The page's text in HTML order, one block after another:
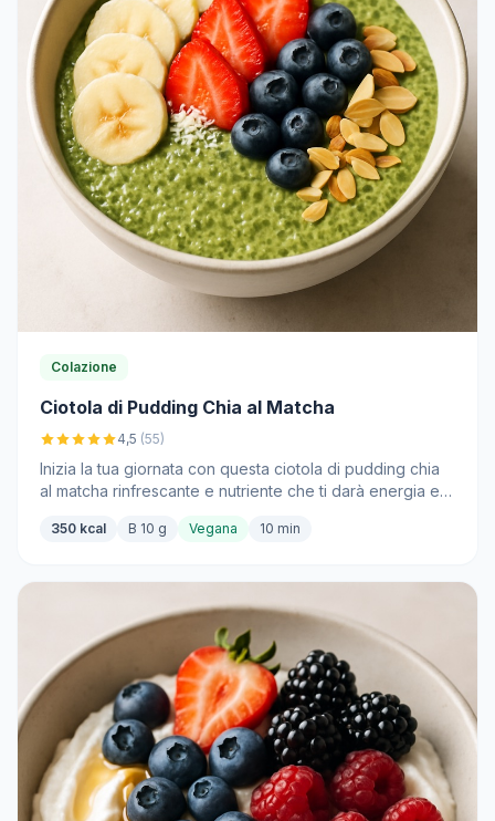
Colazione
Ciotola di Pudding Chia al Matcha
4,5 (55)
Inizia la tua giornata con questa ciotola di pudding chia
al matcha rinfrescante e nutriente che ti darà energia e ti
350 kcal B 10 g Vegana 10 min